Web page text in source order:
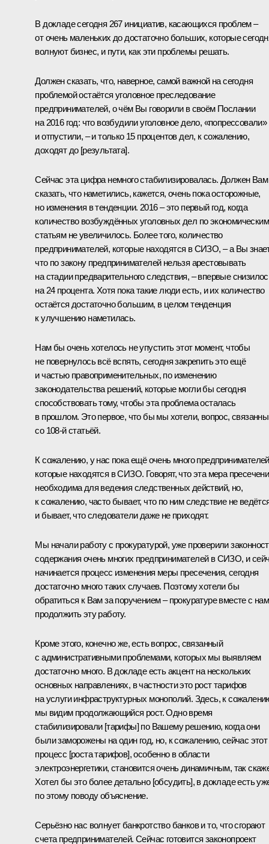
В докладе сегодня 267 инициатив, касающихся проблем –
от очень маленьких до достаточно больших, которые
волнуют бизнес, и пути, как эти проблемы решать.
Должен сказать, что, наверное, самой важной на сегодня
проблемой остаётся уголовное преследование
предпринимателей, о чём Вы говорили в своём Послании
на 2016 год: что возбудили уголовное дело, «попрессовали»
и отпустили, – и только 15 процентов дел, к сожалению,
доходят до [результата].
Сейчас эта цифра немного стабилизировалась. Должен Вам
сказать, что наметились, кажется, очень пока осторожные,
но изменения в тенденции. 2016 – это первый год, когда
количество возбуждённых уголовных дел по экономическим
статьям не увеличилось. Более того, количество
предпринимателей, которые находятся в СИЗО, – а Вы
что по закону предпринимателей нельзя арестовывать
на стадии предварительного следствия, – впервые
на 24 процента. Хотя пока такие люди есть, и их количество
остаётся достаточно большим, в целом тенденция
к улучшению наметилась.
Нам бы очень хотелось не упустить этот момент, чтобы
не повернулось всё вспять, сегодня закрепить это ещё
и частью правоприменительных, по изменению
законодательства решений, которые могли бы сегодня
способствовать тому, чтобы эта проблема осталась
в прошлом. Это первое, что бы мы хотели, вопрос,
со 108-й статьёй.
К сожалению, у нас пока ещё очень много
которые находятся в СИЗО. Говорят, что эта мера
необходима для ведения следственных действий, но,
к сожалению, часто бывает, что по ним следствие не
и бывает, что следователи даже не приходят.
Мы начали работу с прокуратурой, уже проверили
содержания очень многих предпринимателей в СИЗО, и
начинается процесс изменения меры пресечения, сегодня
достаточно много таких случаев. Поэтому хотели бы
обратиться к Вам за поручением – прокуратуре вместе с
продолжить эту работу.
Кроме этого, конечно же, есть вопрос, связанный
с административными проблемами, которых мы выявляем
достаточно много. В докладе есть акцент на нескольких
основных направлениях, в частности это рост тарифов
на услуги инфраструктурных монополий. Здесь, к
мы видим продолжающийся рост. Одно время
стабилизировали [тарифы] по Вашему решению, когда они
были заморожены на один год, но, к сожалению, сейчас этот
процесс [роста тарифов], особенно в области
электроэнергетики, становится очень динамичным, так
Хотел бы это более детально [обсудить], в докладе есть
по этому поводу объяснение.
Серьёзно нас волнует банкротство банков и то, что сгорают
счета предпринимателей. Сейчас готовится законопроект